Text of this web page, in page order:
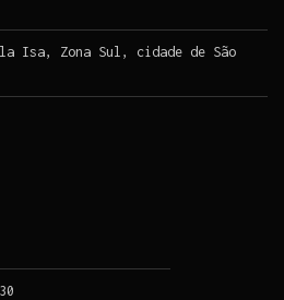
Isa, Zona Sul, cidade de São